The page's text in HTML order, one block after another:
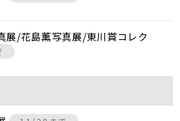
展/花島薫写真展/東川賞コレク